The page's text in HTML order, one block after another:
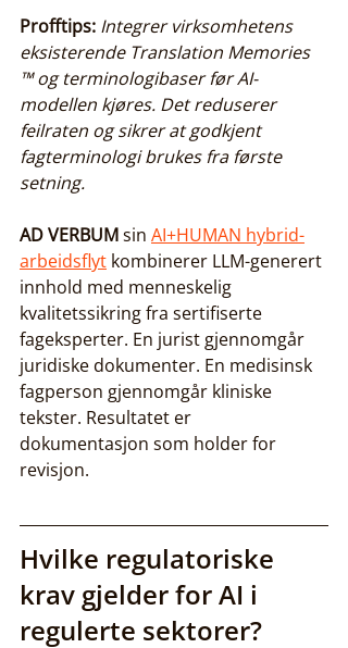
Profftips: Integrer virksomhetens
eksisterende Translation Memories
™ og terminologibaser før AI-
modellen kjøres. Det reduserer
feilraten og sikrer at godkjent
fagterminologi brukes fra første
setning.
AD VERBUM sin AI+HUMAN hybrid-
arbeidsflyt kombinerer LLM-generert
innhold med menneskelig
kvalitetssikring fra sertifiserte
fageksperter. En jurist gjennomgår
juridiske dokumenter. En medisinsk
fagperson gjennomgår kliniske
tekster. Resultatet er
dokumentasjon som holder for
revisjon.
Hvilke regulatoriske
krav gjelder for AI i
regulerte sektorer?